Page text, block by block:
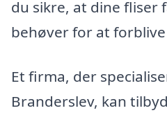
du sikre, at dine fliser
behøver for at
Et firma, der
Branderslev, kan